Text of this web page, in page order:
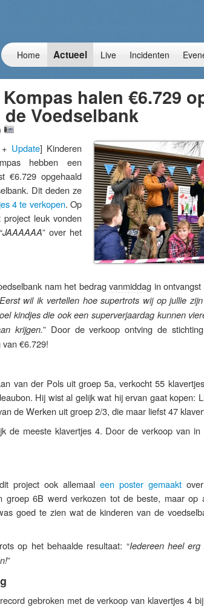
Home Actueel Live Incidenten
halen €6.729
Voedselbank
Update] Kinderen
hebben een
€6.729 opgehaald
Dit deden ze
4 te verkopen. Op
leuk vonden
JAAAAAA” over het
nam het bedragvanmiddag in
wil ik vertellen hoe supertrots wij op jullie
kindjes die ook een superverjaardag kunnen
krijgen.” Door de verkoop ontving de
€6.729!
van der Pols uit groep 5a, verkocht 55
Hij wist al gelijk wat hij ervan gaat kopen:
de Werken uit groep 2/3, die maar liefst 47
de meeste klavertjes 4. Door de verkoop van
project ook allemaal een poster gemaakt
groep 6B werd verkozen tot de beste, maar op
goed te zien wat de kinderen van de
op het behaalde resultaat: “Iedereen heel
”
gebroken met de verkoop van klavertjes 4